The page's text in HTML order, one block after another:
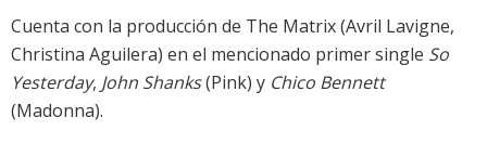
Cuenta con la producción de The Matrix (Avril Lavigne,
Christina Aguilera) en el mencionado primer single So
Yesterday, John Shanks(Pink) y Chico Bennett
(Madonna).